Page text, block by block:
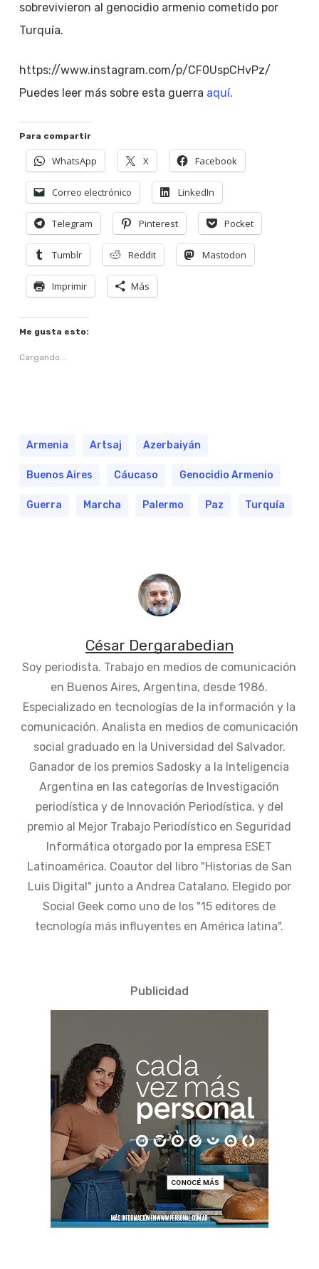
sobrevivieron al genocidio armenio cometido por
Turquía.
https://www.instagram.com/p/CF0UspCHvPz/
Puedes leer más sobre esta guerra aquí.
Para compartir
WhatsApp X Facebook
Correo electrónico LinkedIn
Telegram Pinterest Pocket
Tumblr Reddit Mastodon
Imprimir Más
Me gusta esto:
Cargando...
Armenia Artsaj Azerbaiyán
Buenos Aires Cáucaso Genocidio Armenio
Guerra Marcha Palermo Paz Turquía
César Dergarabedian
Soy periodista. Trabajo en medios de comunicación
en Buenos Aires, Argentina, desde 1986.
Especializado en tecnologías de la información y la
comunicación. Analista en medios de comunicación
social graduado en la Universidad del Salvador.
Ganador de los premios Sadosky a la Inteligencia
Argentina en las categorías de Investigación
periodística y de Innovación Periodística, y del
premio al Mejor Trabajo Periodístico en Seguridad
Informática otorgado por la empresa ESET
Latinoamérica. Coautor del libro "Historias de San
Luis Digital" junto a Andrea Catalano. Elegido por
Social Geek como uno de los "15 editores de
tecnología más influyentes en América latina".
Publicidad